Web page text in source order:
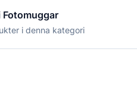
Fotomuggar
i denna kategori